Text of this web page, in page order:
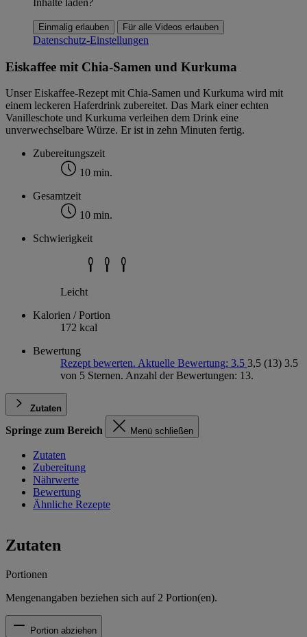
Inhalte laden?
Einmalig erlauben Für alle Videos erlauben
Datenschutz-Einstellungen
Eiskaffee mit Chia-Samen und Kurkuma
Unser Eiskaffee-Rezept mit Chia-Samen und Kurkuma wird mit
einem leckeren Haferdrink zubereitet. Das Mark einer echten
Vanilleschote und Kurkuma verleihen dem Drink eine
unverwechselbare Würze. Er ist in zehn Minuten fertig.
Zubereitungszeit
10 min.
Gesamtzeit
10 min.
Schwierigkeit
Leicht
Kalorien / Portion
172 kcal
Bewertung
Rezept bewerten. Aktuelle Bewertung: 3.5 3,5 (13) 3.5
von 5 Sternen. Anzahl der Bewertungen: 13.
Zutaten
Springe zum Bereich Menü schließen
Zutaten
Zubereitung
Nährwerte
Bewertung
Ähnliche Rezepte
Zutaten
Portionen
Mengenangaben beziehen sich auf 2 Portion(en).
Portion abziehen